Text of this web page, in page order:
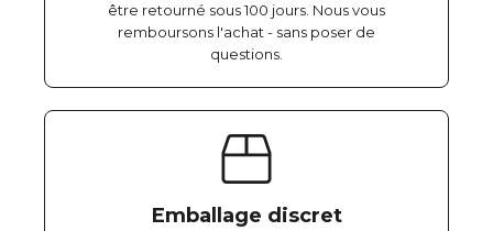
être retourné sous 100 jours. Nous vous
remboursons l'achat - sans poser de
questions.
Emballage discret